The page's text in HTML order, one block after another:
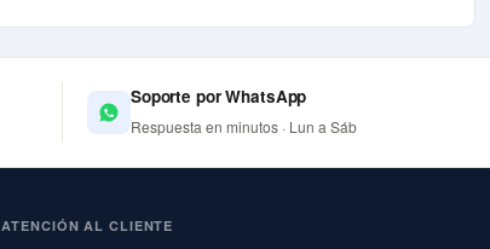
Soporte por WhatsApp
Respuesta en minutos · Lun a Sáb
ATENCIÓN AL CLIENTE